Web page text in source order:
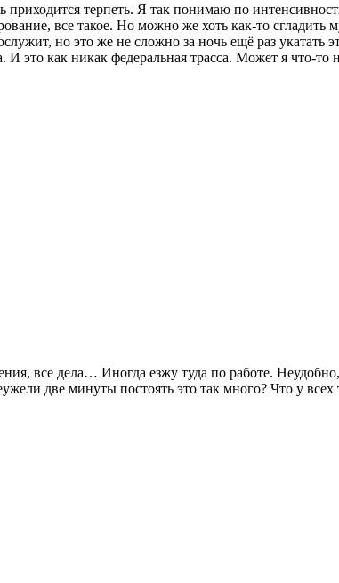
терпеть. Я так понимаю по
все такое. Но можно же хоть как-то сгладить
но это же не сложно за ночь ещё раз укатать
это как никак федеральная трасса. Может я что-то
все дела… Иногда езжу туда по работе.
две минуты постоять это так много? Что у